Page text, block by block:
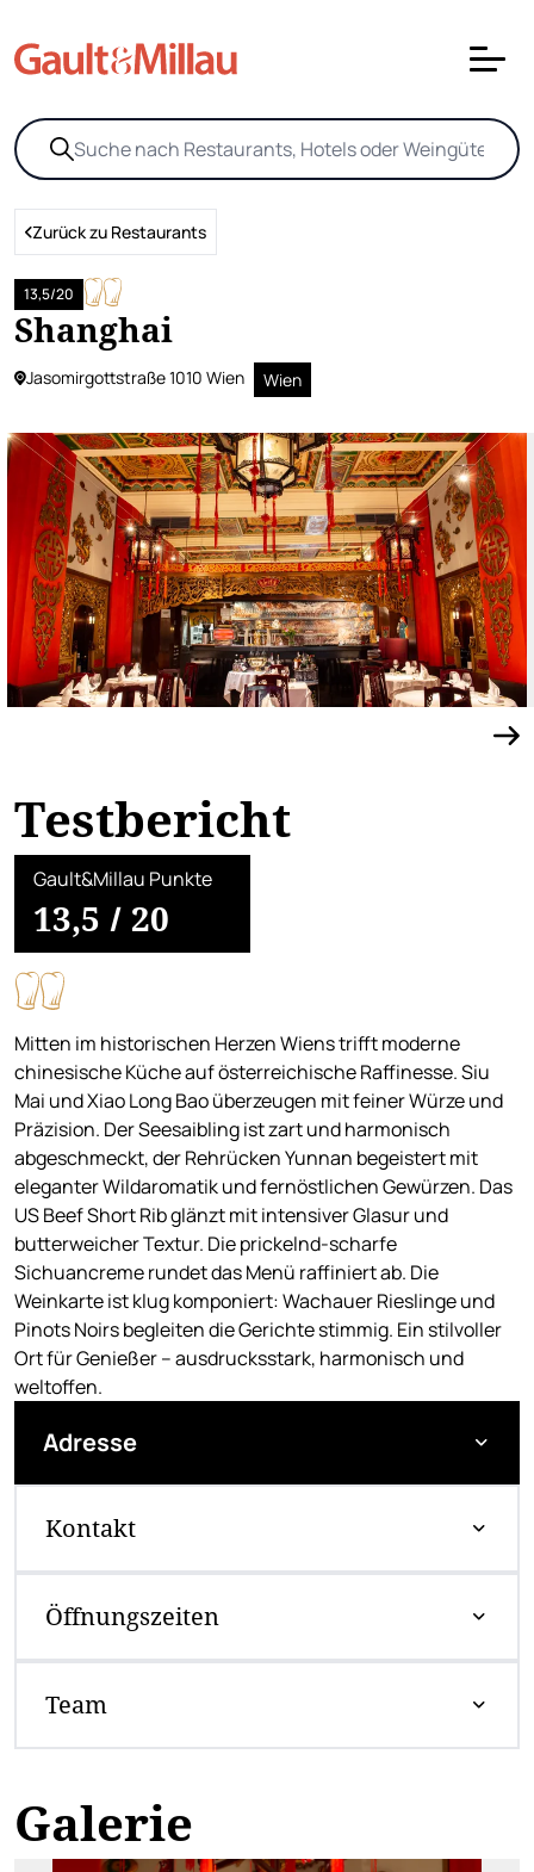
Zurück zu Restaurants
Shanghai
13,5/20
Jasomirgottstraße 1010 Wien Wien
Testbericht
Gault&Millau Punkte
13,5 / 20
Mitten im historischen Herzen Wiens trifft moderne
chinesische Küche auf österreichische Raffinesse. Siu
Mai und Xiao Long Bao überzeugen mit feiner Würze und
Präzision. Der Seesaibling ist zart und harmonisch
abgeschmeckt, der Rehrücken Yunnan begeistert mit
eleganter Wildaromatik und fernöstlichen Gewürzen. Das
US Beef Short Rib glänzt mit intensiver Glasur und
butterweicher Textur. Die prickelnd-scharfe
Sichuancreme rundet das Menü raffiniert ab. Die
Weinkarte ist klug komponiert: Wachauer Rieslinge und
Pinots Noirs begleiten die Gerichte stimmig. Ein stilvoller
Ort für Genießer – ausdrucksstark, harmonisch und
weltoffen.
Adresse
Kontakt
Öffnungszeiten
Team
Galerie